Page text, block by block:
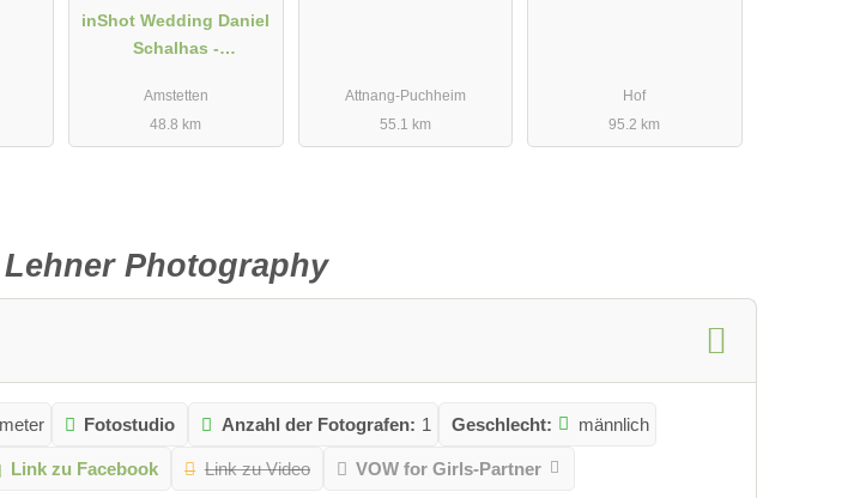
inShot Wedding Daniel
Schalhas -
Niederösterreich
Amstetten
48.8 km
Attnang-Puchheim
55.1 km
Hof
95.2 km
Photography
Fotostudio Anzahl der Fotografen: 1 Geschlecht: männlich
Link zu Facebook Link zu Video VOW for Girls-Partner